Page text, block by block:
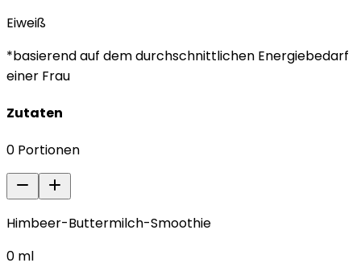
Eiweiß
*basierend auf dem durchschnittlichen Energiebedarf
einer Frau
Zutaten
0 Portionen
Himbeer-Buttermilch-Smoothie
0 ml